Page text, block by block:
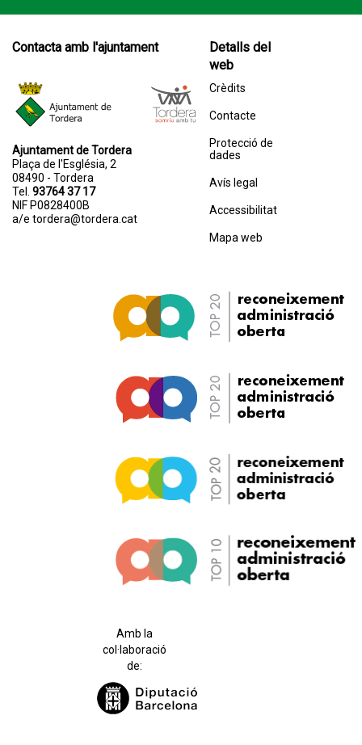
Contacta amb l'ajuntament
Ajuntament de Tordera
Plaça de l'Església, 2
08490 - Tordera
Tel. 93764 37 17
NIF P0828400B
a/e tordera@tordera.cat
Detalls del
web
Crèdits
Contacte
Protecció de
dades
Avís legal
Accessibilitat
Mapa web
Amb la
col·laboració
de: